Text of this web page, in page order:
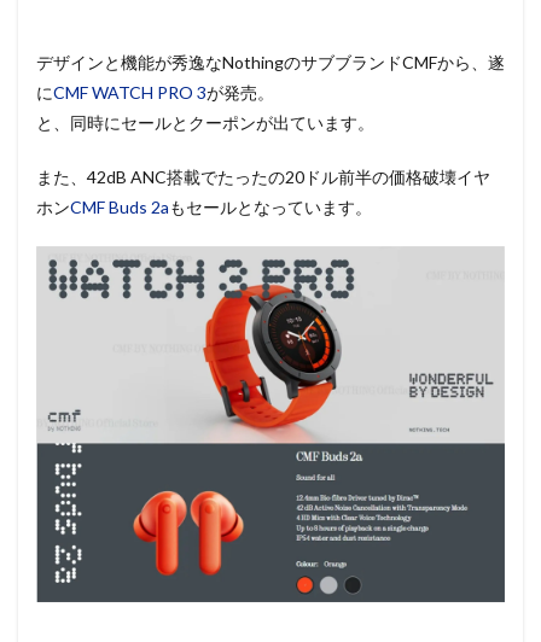
デザインと機能が秀逸なNothingのサブブランドCMFから、遂
にCMF WATCH PRO 3が発売。
と、同時にセールとクーポンが出ています。
また、42dB ANC搭載でたったの20ドル前半の価格破壊イヤ
ホンCMF Buds 2aもセールとなっています。